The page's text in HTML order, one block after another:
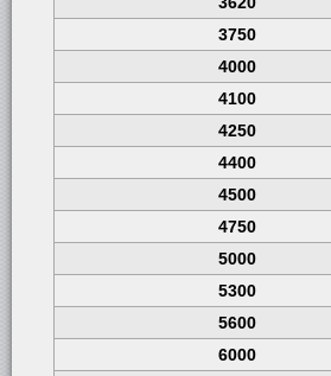
3750
4000
4100
4250
4400
4500
4750
5000
5300
5600
6000